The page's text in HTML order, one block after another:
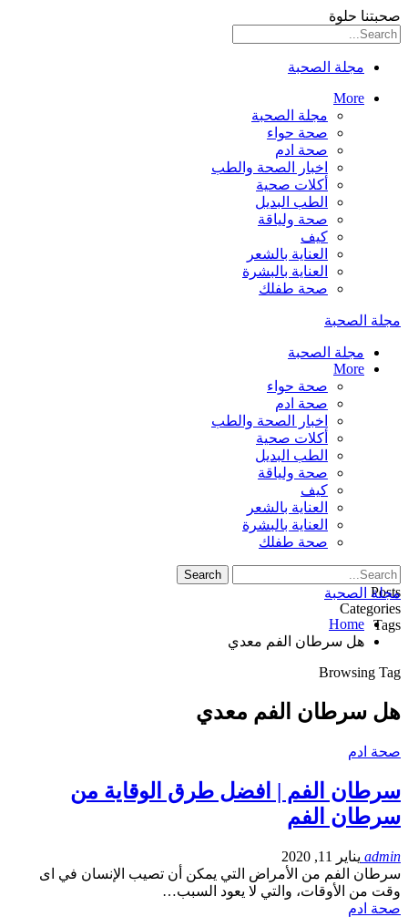
صحبتنا حلوة
مجلة الصحبة
More
مجلة الصحبة
صحة حواء
صحة ادم
اخبار الصحة والطب
أكلات صحية
الطب البديل
صحة ولياقة
كيف
العناية بالشعر
العناية بالبشرة
صحة طفلك
مجلة الصحبة
مجلة الصحبة
More
صحة حواء
صحة ادم
اخبار الصحة والطب
أكلات صحية
الطب البديل
صحة ولياقة
كيف
العناية بالشعر
العناية بالبشرة
صحة طفلك
Posts
Categories
Tags
مجلة الصحبة
Home
هل سرطان الفم معدي
Browsing Tag
هل سرطان الفم معدي
صحة ادم
سرطان الفم | افضل طرق الوقاية من
سرطان الفم
admin يناير 11, 2020
سرطان الفم من الأمراض التي يمكن أن تصيب الإنسان في اى
وقت من الأوقات، والتي لا يعود السبب…
صحة ادم